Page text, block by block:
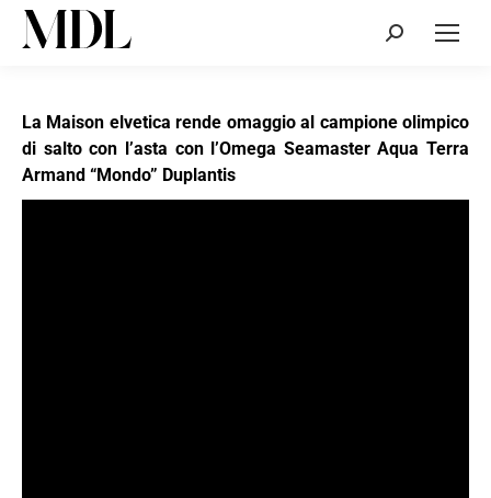
Cerca:
La Maison elvetica rende omaggio al campione olimpico
di salto con l’asta con l’Omega Seamaster Aqua Terra
Armand “Mondo” Duplantis